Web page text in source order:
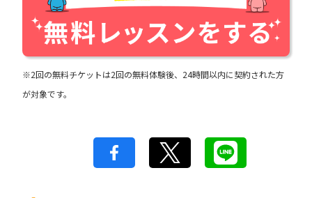
※2回の無料チケットは2回の無料体験後、24時間以内に契約された方
が対象です。